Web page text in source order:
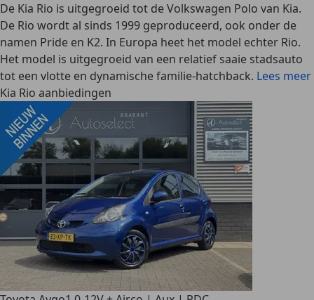
De Kia Rio is uitgegroeid tot de Volkswagen Polo van Kia.
De Rio wordt al sinds 1999 geproduceerd, ook onder de
namen Pride en K2. In Europa heet het model echter Rio.
Het model is uitgegroeid van een relatief saaie stadsauto
tot een vlotte en dynamische familie-hatchback. Lees meer
Kia Rio aanbiedingen